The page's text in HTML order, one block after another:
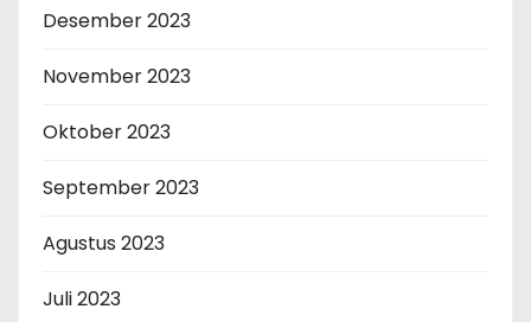
Desember 2023
November 2023
Oktober 2023
September 2023
Agustus 2023
Juli 2023